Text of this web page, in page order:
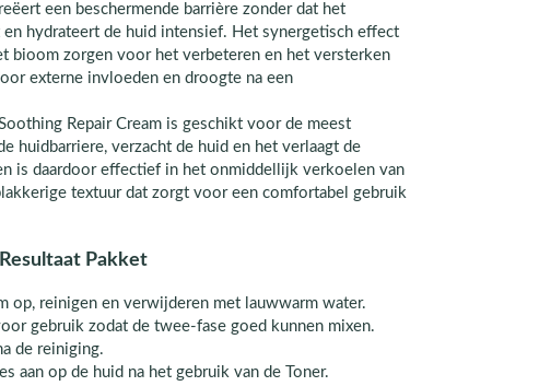
een beschermende barrière zonder dat het
hydrateert de huid intensief. Het synergetisch effect
bioom zorgen voor het verbeteren en het versterken
externe invloeden en droogte na een
Repair Cream is geschikt voor de meest
huidbarriere, verzacht de huid en het verlaagt de
is daardoor effectief in het onmiddellijk verkoelen van
textuur dat zorgt voor een comfortabel gebruik
Pakket
op, reinigen en verwijderen met lauwwarm water.
gebruik zodat de twee-fase goed kunnen mixen.
de reiniging.
aan op de huid na het gebruik van de Toner.